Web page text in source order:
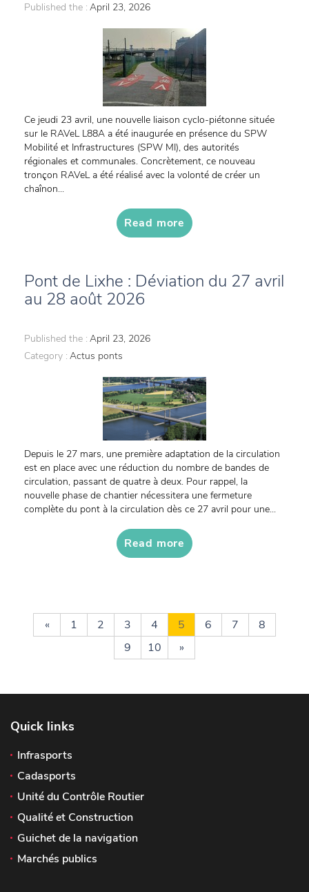
Published the : April 23, 2026
Ce jeudi 23 avril, une nouvelle liaison cyclo-piétonne située
sur le RAVeL L88A a été inaugurée en présence du SPW
Mobilité et Infrastructures (SPW MI), des autorités
régionales et communales. Concrètement, ce nouveau
tronçon RAVeL a été réalisé avec la volonté de créer un
chaînon...
Read more
Pont de Lixhe : Déviation du 27 avril
au 28 août 2026
Published the : April 23, 2026
Category : Actus ponts
Depuis le 27 mars, une première adaptation de la circulation
est en place avec une réduction du nombre de bandes de
circulation, passant de quatre à deux. Pour rappel, la
nouvelle phase de chantier nécessitera une fermeture
complète du pont à la circulation dès ce 27 avril pour une...
Read more
« 1 2 3 4 5 6 7
8
9
10 »
Quick links
Infrasports
Cadasports
Unité du Contrôle Routier
Qualité et Construction
Guichet de la navigation
Marchés publics